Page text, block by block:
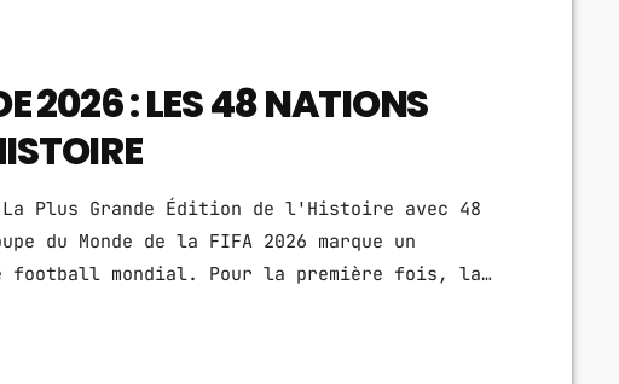
2026 : LES 48 NATIONS
La Plus Grande Édition de l'Histoire avec 48
du Monde de la FIFA 2026 marque un
football mondial. Pour la première fois, la
nationales, contre 32 lors des éditions